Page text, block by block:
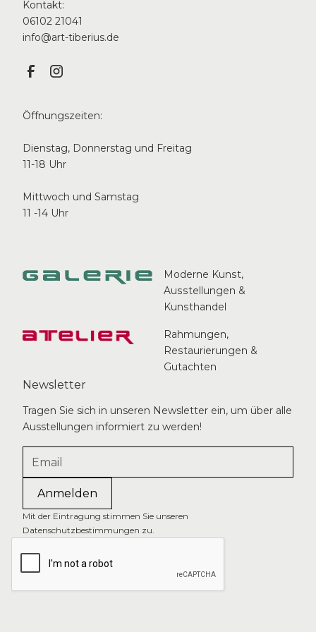
Kontakt:
06102 21041
info@art-tiberius.de
Öffnungszeiten:
Dienstag, Donnerstag und Freitag
11-18 Uhr
Mittwoch und Samstag
11 -14 Uhr
Moderne Kunst,
Ausstellungen &
Kunsthandel
Rahmungen,
Restaurierungen &
Gutachten
Newsletter
Tragen Sie sich in unseren Newsletter ein, um über alle
Ausstellungen informiert zu werden!
Mit der Eintragung stimmen Sie unseren
Datenschutzbestimmungen zu.